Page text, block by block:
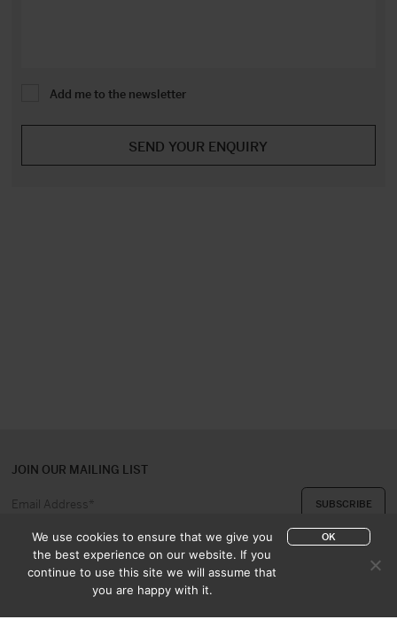
Add me to the newsletter
JOIN OUR MAILING LIST
We use cookies to ensure that we give you
the best experience on our website. If you
continue to use this site we will assume that
you are happy with it.
OK